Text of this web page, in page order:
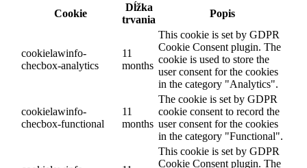
Cookie
Dĺžka
trvania
Popis
cookielawinfo-
checbox-analytics
11
months
This cookie is set by GDPR
Cookie Consent plugin. The
cookie is used to store the
user consent for the cookies
in the category "Analytics".
cookielawinfo-
checbox-functional
11
months
The cookie is set by GDPR
cookie consent to record the
user consent for the cookies
in the category "Functional".
This cookie is set by GDPR
Cookie Consent plugin. The